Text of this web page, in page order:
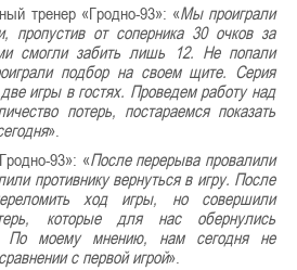
тренер «Гродно-93»: «Мы проиграли
пропустив от соперника 30 очков за
смогли забить лишь 12. Не попали
подбор на своем щите. Серия
игры в гостях. Проведем работу над
потерь, постараемся показать
».
93»: «После перерыва провалили
противнику вернуться в игру. После
ход игры, но совершили
которые для нас обернулись
По моему мнению, нам сегодня не
с первой игрой».